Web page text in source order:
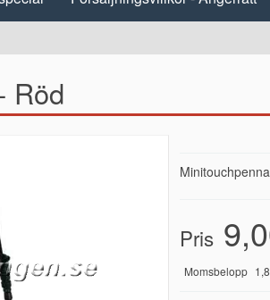
Röd
Pris
Momsbelopp